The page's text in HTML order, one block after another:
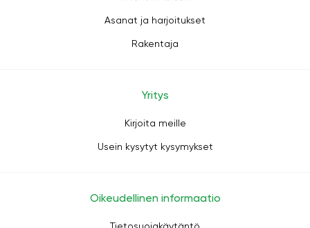
Asanat ja harjoitukset
Rakentaja
Yritys
Kirjoita meille
Usein kysytyt kysymykset
Oikeudellinen informaatio